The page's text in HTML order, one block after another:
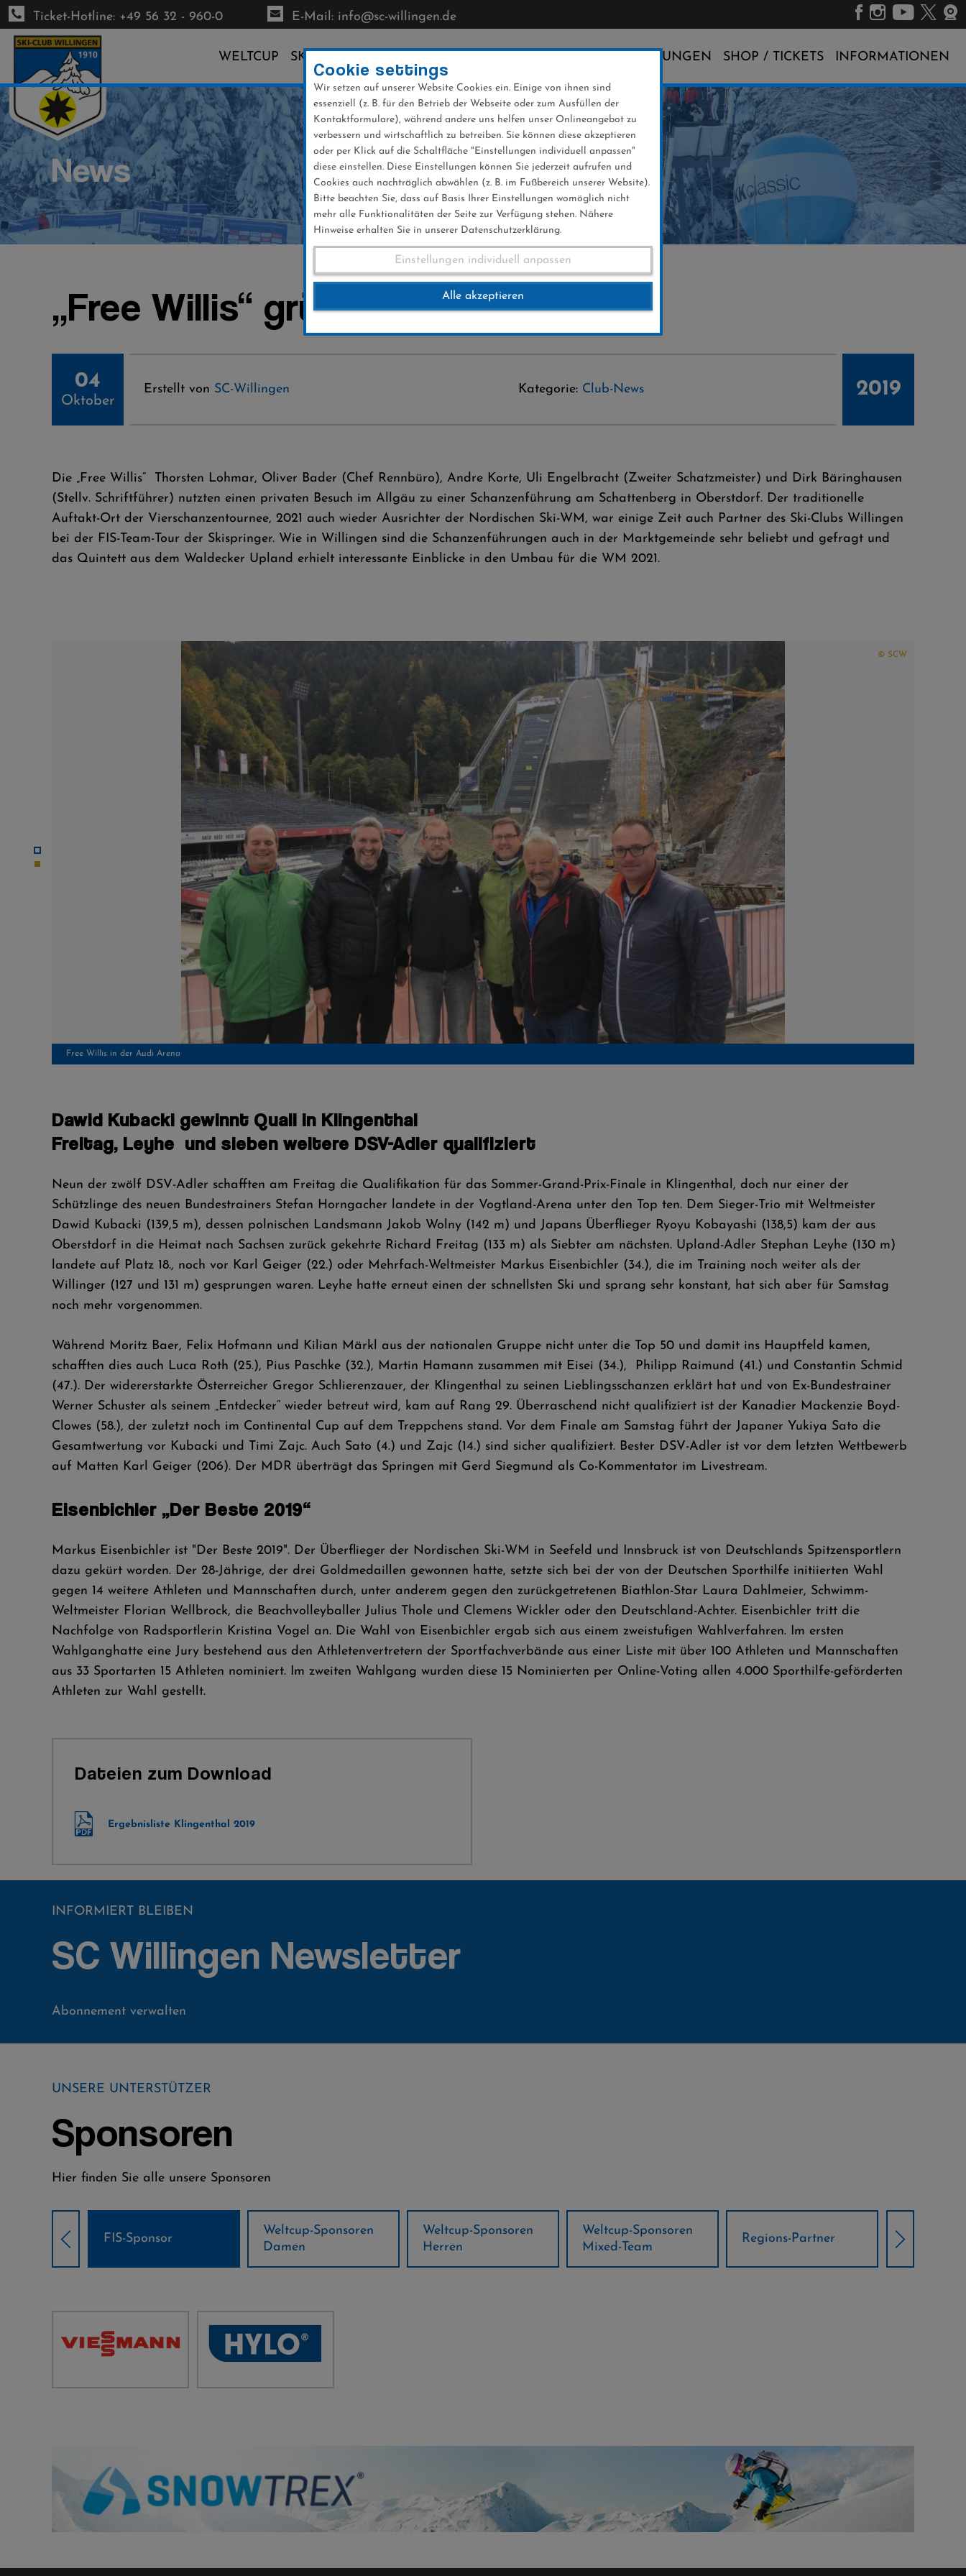
Direkt
zum
Inhalt
Ticket-Hotline: +49 56 32 - 960-0 E-Mail: info@sc-willingen.de
WELTCUP SKI-CLUB VERANSTALTUNGEN SHOP / TICKETS INFORMATIONEN
News
„Free Willis“ grüßen aus Oberstdorf
04
Oktober
Erstellt von SC-Willingen Kategorie: Club-News 2019
Die „Free Willis“ Thorsten Lohmar, Oliver Bader (Chef Rennbüro), Andre Korte, Uli Engelbracht (Zweiter Schatzmeister) und Dirk Bäringhausen
(Stellv. Schriftführer) nutzten einen privaten Besuch im Allgäu zu einer Schanzenführung am Schattenberg in Oberstdorf. Der traditionelle
Auftakt-Ort der Vierschanzentournee, 2021 auch wieder Ausrichter der Nordischen Ski-WM, war einige Zeit auch Partner des Ski-Clubs Willingen
bei der FIS-Team-Tour der Skispringer. Wie in Willingen sind die Schanzenführungen auch in der Marktgemeinde sehr beliebt und gefragt und
das Quintett aus dem Waldecker Upland erhielt interessante Einblicke in den Umbau für die WM 2021.
Markus Eisenbichler
© SCW
Dawid Kubacki gewinnt Quali in Klingenthal
Freitag, Leyhe und sieben weitere DSV-Adler qualifiziert
Neun der zwölf DSV-Adler schafften am Freitag die Qualifikation für das Sommer-Grand-Prix-Finale in Klingenthal, doch nur einer der
Schützlinge des neuen Bundestrainers Stefan Horngacher landete in der Vogtland-Arena unter den Top ten. Dem Sieger-Trio mit Weltmeister
Dawid Kubacki (139,5 m), dessen polnischen Landsmann Jakob Wolny (142 m) und Japans Überflieger Ryoyu Kobayashi (138,5) kam der aus
Oberstdorf in die Heimat nach Sachsen zurück gekehrte Richard Freitag (133 m) als Siebter am nächsten. Upland-Adler Stephan Leyhe (130 m)
landete auf Platz 18., noch vor Karl Geiger (22.) oder Mehrfach-Weltmeister Markus Eisenbichler (34.), die im Training noch weiter als der
Willinger (127 und 131 m) gesprungen waren. Leyhe hatte erneut einen der schnellsten Ski und sprang sehr konstant, hat sich aber für Samstag
noch mehr vorgenommen.
Während Moritz Baer, Felix Hofmann und Kilian Märkl aus der nationalen Gruppe nicht unter die Top 50 und damit ins Hauptfeld kamen,
schafften dies auch Luca Roth (25.), Pius Paschke (32.), Martin Hamann zusammen mit Eisei (34.), Philipp Raimund (41.) und Constantin Schmid
(47.). Der widererstarkte Österreicher Gregor Schlierenzauer, der Klingenthal zu seinen Lieblingsschanzen erklärt hat und von Ex-Bundestrainer
Werner Schuster als seinem „Entdecker“ wieder betreut wird, kam auf Rang 29. Überraschend nicht qualifiziert ist der Kanadier Mackenzie Boyd-
Clowes (58.), der zuletzt noch im Continental Cup auf dem Treppchens stand. Vor dem Finale am Samstag führt der Japaner Yukiya Sato die
Gesamtwertung vor Kubacki und Timi Zajc. Auch Sato (4.) und Zajc (14.) sind sicher qualifiziert. Bester DSV-Adler ist vor dem letzten Wettbewerb
auf Matten Karl Geiger (206). Der MDR überträgt das Springen mit Gerd Siegmund als Co-Kommentator im Livestream.
Eisenbichler „Der Beste 2019“
Markus Eisenbichler ist "Der Beste 2019". Der Überflieger der Nordischen Ski-WM in Seefeld und Innsbruck ist von Deutschlands Spitzensportlern
dazu gekürt worden. Der 28-Jährige, der drei Goldmedaillen gewonnen hatte, setzte sich bei der von der Deutschen Sporthilfe initiierten Wahl
gegen 14 weitere Athleten und Mannschaften durch, unter anderem gegen den zurückgetretenen Biathlon-Star Laura Dahlmeier, Schwimm-
Weltmeister Florian Wellbrock, die Beachvolleyballer Julius Thole und Clemens Wickler oder den Deutschland-Achter. Eisenbichler tritt die
Nachfolge von Radsportlerin Kristina Vogel an. Die Wahl von Eisenbichler ergab sich aus einem zweistufigen Wahlverfahren. Im ersten
Wahlganghatte eine Jury bestehend aus den Athletenvertretern der Sportfachverbände aus einer Liste mit über 100 Athleten und Mannschaften
aus 33 Sportarten 15 Athleten nominiert. Im zweiten Wahlgang wurden diese 15 Nominierten per Online-Voting allen 4.000 Sporthilfe-geförderten
Athleten zur Wahl gestellt.
Dateien zum Download
Ergebnisliste Klingenthal 2019
Cookie settings
Wir setzen auf unserer Website Cookies ein. Einige von ihnen sind
essenziell (z. B. für den Betrieb der Webseite oder zum Ausfüllen der
Kontaktformulare), während andere uns helfen unser Onlineangebot zu
verbessern und wirtschaftlich zu betreiben. Sie können diese akzeptieren
oder per Klick auf die Schaltfläche "Einstellungen individuell anpassen"
diese einstellen. Diese Einstellungen können Sie jederzeit aufrufen und
Cookies auch nachträglich abwählen (z. B. im Fußbereich unserer Website).
Bitte beachten Sie, dass auf Basis Ihrer Einstellungen womöglich nicht
mehr alle Funktionalitäten der Seite zur Verfügung stehen. Nähere
Hinweise erhalten Sie in unserer Datenschutzerklärung.
Einstellungen individuell anpassen
Alle akzeptieren
INFORMIERT BLEIBEN
SC Willingen Newsletter
Abonnement verwalten
UNSERE UNTERSTÜTZER
Sponsoren
Hier finden Sie alle unsere Sponsoren
Weltcup-Sponsoren
Damen
Weltcup-Sponsoren
Herren
Weltcup-Sponsoren
Mixed-Team
Regions-Partner
Örtliche Weltcup-
Partner
Klima